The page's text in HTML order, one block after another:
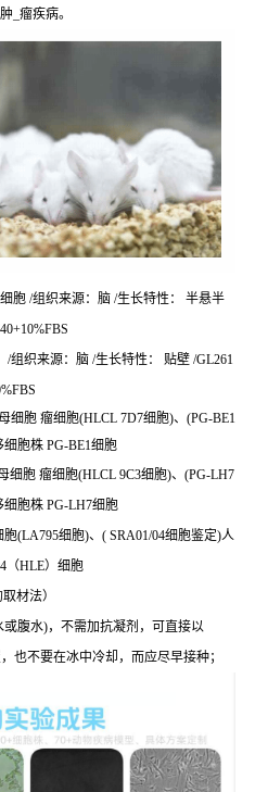
_瘤疾病。
胞 /组织来源：脑 /生长特性： 半悬半
组织来源：脑 /生长特性： 贴壁 /GL261
细胞 瘤细胞(HLCL 7D7细胞)、(PG-BE1
胞株 PG-BE1细胞
细胞 瘤细胞(HLCL 9C3细胞)、(PG-LH7
胞株 PG-LH7细胞
(LA795细胞)、( SRA01/04细胞鉴定)人
（HLE）细胞
材法）
腹水)，不需加抗凝剂，可直接以
也不要在冰中冷却，而应尽早接种；